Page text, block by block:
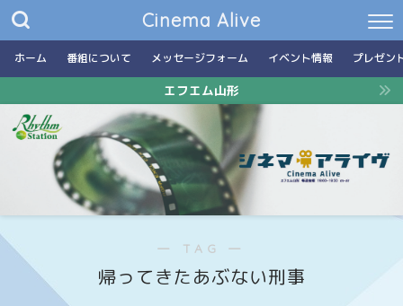
Cinema Alive
ホーム 番組について メッセージフォーム イベント情報 プレゼン
エフエム山形
― TAG ―
帰ってきたあぶない刑事